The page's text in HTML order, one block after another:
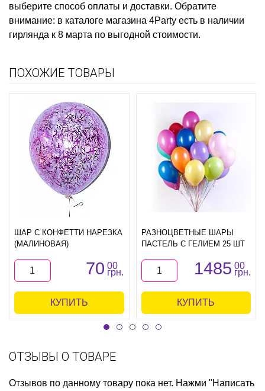
выберите способ оплаты и доставки. Обратите
внимание: в каталоге магазина 4Party есть в наличии
гирлянда к 8 марта по выгодной стоимости.
ПОХОЖИЕ ТОВАРЫ
ШАР С КОНФЕТТИ НАРЕЗКА
(МАЛИНОВАЯ)
70 00
грн.
КУПИТЬ
РАЗНОЦВЕТНЫЕ ШАРЫ
ПАСТЕЛЬ С ГЕЛИЕМ 25 ШТ
1485 00
грн.
КУПИТЬ
ОТЗЫВЫ О ТОВАРЕ
Отзывов по данному товару пока нет. Нажми "Написать